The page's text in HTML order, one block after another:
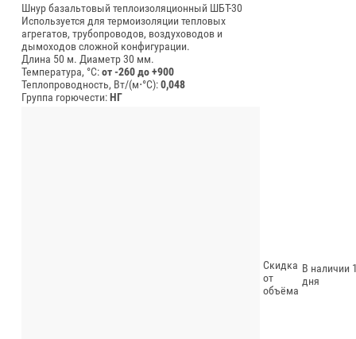
Шнур базальтовый теплоизоляционный ШБТ-30
Используется для термоизоляции тепловых
агрегатов, трубопроводов, воздуховодов и
дымоходов сложной конфигурации.
Длина 50 м. Диаметр 30 мм.
Температура, °C:от -260 до +900
Теплопроводность, Вт/(м⋅°С):0,048
Группа горючести:НГ
Скидка
от
объёма
В наличии
дня